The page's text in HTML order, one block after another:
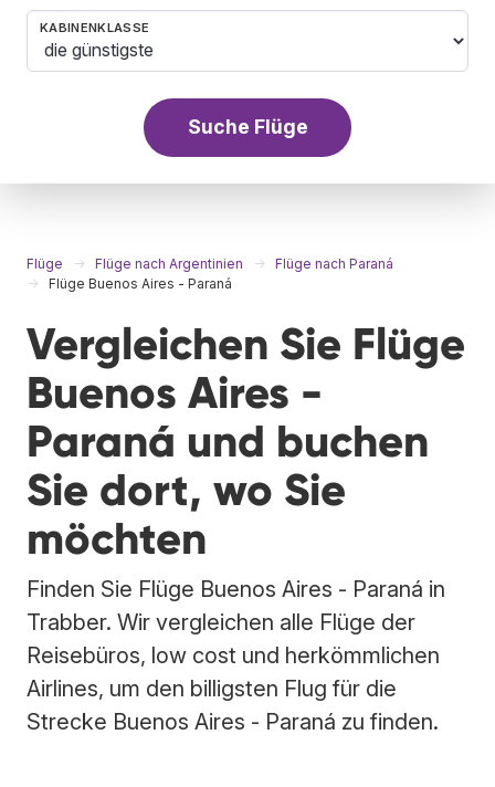
KABINENKLASSE
Suche Flüge
Flüge Flüge nach Argentinien
Flüge nach Paraná
Flüge Buenos Aires - Paraná
Vergleichen Sie Flüge
Buenos Aires -
Paraná und buchen
Sie dort, wo Sie
möchten
Finden Sie Flüge Buenos Aires - Paraná in
Trabber. Wir vergleichen alle Flüge der
Reisebüros, low cost und herkömmlichen
Airlines, um den billigsten Flug für die
Strecke Buenos Aires - Paraná zu finden.